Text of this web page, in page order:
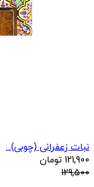
نبات زعفرانی (چوبی)...
121,900 تومان
129,500